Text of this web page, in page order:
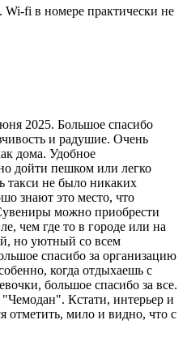
Wi-fi в номере практически не
2025. Большое спасибо
и радушие. Очень
дома. Удобное
дойти пешком или легко
такси не было никаких
знают это место, что
можно приобрести
чем где то в городе или на
но уютный со всем
спасибо за организацию
когда отдыхаешь с
большое спасибо за все.
Кстати, интерьер и
отметить, мило и видно, что с